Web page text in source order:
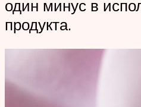
один минус в
продукта.